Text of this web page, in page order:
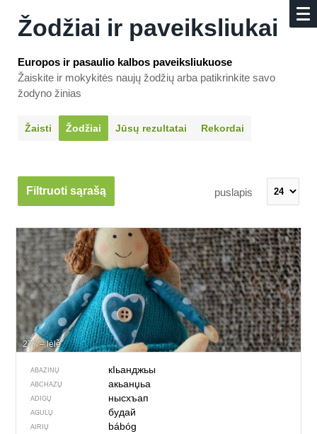
Žodžiai ir paveiksliukai
Europos ir pasaulio kalbos paveiksliukuose
Žaiskite ir mokykitės naujų žodžių arba patikrinkite savo
žodyno žinias
Žaisti Žodžiai Jūsų rezultatai Rekordai
Filtruoti sąrašą puslapis
277 – lėlė̃
ABAZINŲ кIьанджьы
ABCHAZŲ акьанџьа
ADIGŲ нысхъап
AGULŲ будай
AIRIŲ bábóg